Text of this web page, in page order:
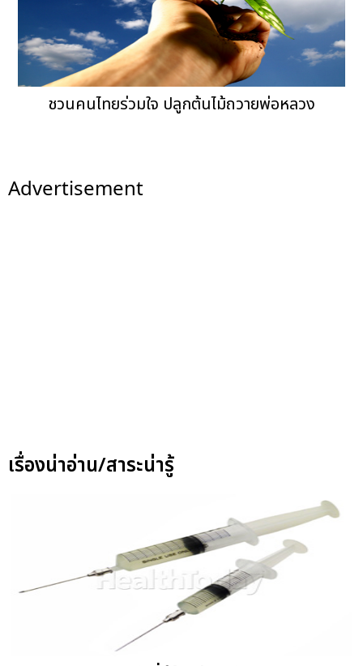
ชวนคนไทยร่วมใจ ปลูกต้นไม้ถวายพ่อหลวง
Advertisement
เรื่องน่าอ่าน/สาระน่ารู้